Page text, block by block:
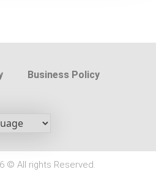
Business Policy
© All rights Reserved.